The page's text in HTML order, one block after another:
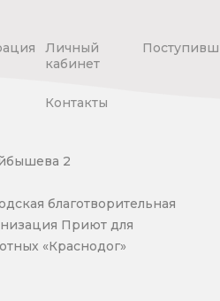
Личный
кабинет
Контакты
2
благотворительная
Приют для
«Краснодог»